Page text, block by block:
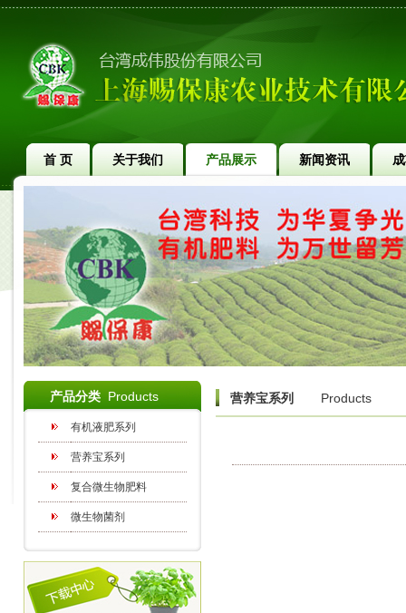
首 页 关于我们 产品展示 新闻资讯
产品分类 Products
有机液肥系列
营养宝系列
复合微生物肥料
微生物菌剂
营养宝系列 Products